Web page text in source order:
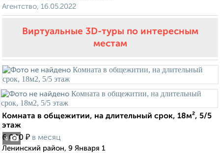
Агентство, 16.05.2022
Виртуальные 3D-туры по интересным
местам
4
Комната в общежитии, на длительный срок, 18м², 5/5
этаж
6 000 ₽ в месяц
Ленинский район, 9 Января 1